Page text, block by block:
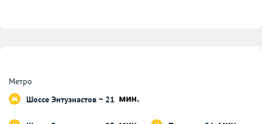
Метро
Шоссе Энтузиастов ~ 21